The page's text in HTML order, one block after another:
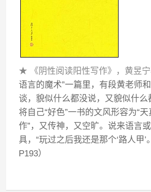
★ 《阴性阅读阳性写作》，黄昱
语言的魔术”一篇里，有段黄老师
谈，貌似什么都没说，又貌似什么
将自己“好色”一书的文风形容为“
作”，又传神，又空旷。说来语言
具，“玩过之后我还是那个‘路人甲’
P193）